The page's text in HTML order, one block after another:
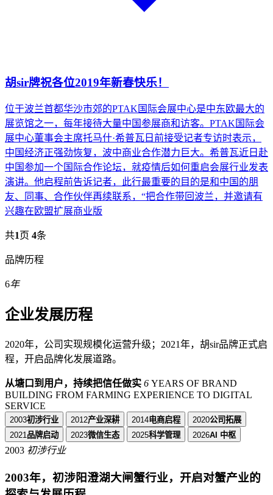
胡sir牌祝各位2019年新春快乐！
位于波兰首都华沙市郊的PTAK国际会展中心是中东欧最大的
展览馆之一，每年接待大量中国参展商和访客。PTAK国际会
展中心董事会主席托马什·希普瓦日前接受记者专访时表示，
中国经济正强劲恢复，波中商业合作潜力巨大。希普瓦近日赴
中国参加一个国际合作论坛，就疫情后如何重启会展行业发表
演讲。他启程前告诉记者，此行最重要的目的是和中国的朋
友、同事、合作伙伴再续联系，“把合作带回波兰，并邀请有
兴趣在欧盟扩展商业版
共1页 4条
品牌历程
6年
企业发展历程
2020年，公司实现规模化运营升级；2021年，胡sir品牌正式启
程，开启品牌化发展道路。
从塘口到用户，持续把信任做实 6 YEARS OF BRAND
BUILDING FROM FARMING EXPERIENCE TO DIGITAL
SERVICE
2003初涉行业 2012产业深耕 2014电商启程 2020公司拓展
2021品牌启动 2023微信生态 2025科学管理 2026AI 中枢
2003 初涉行业
2003年，初涉阳澄湖大闸蟹行业，开启对蟹产业的